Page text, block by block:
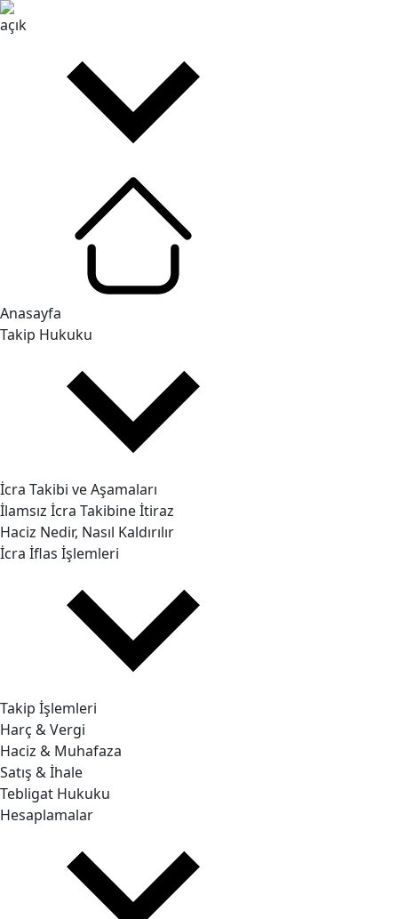
Anasayfa
Takip Hukuku
İcra Takibi ve Aşamaları
İlamsız İcra Takibine İtiraz
Haciz Nedir, Nasıl Kaldırılır
İcra İflas İşlemleri
Takip İşlemleri
Harç & Vergi
Haciz & Muhafaza
Satış & İhale
Tebligat Hukuku
Hesaplamalar